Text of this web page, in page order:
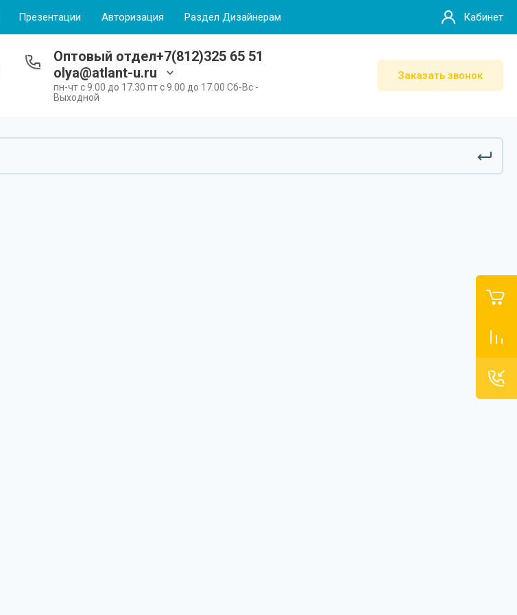
Презентации Авторизация Раздел Дизайнерам Кабинет
Оптовый отдел+7(812)325 65 51
olya@atlant-u.ru
пн-чт с 9.00 до 17.30 пт с 9.00 до 17.00 Сб-Вс -
Выходной
Заказать звонок